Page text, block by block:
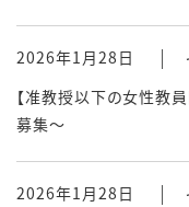
2026年1月28日
【准教授以下の女性教員
募集～
2026年1月28日